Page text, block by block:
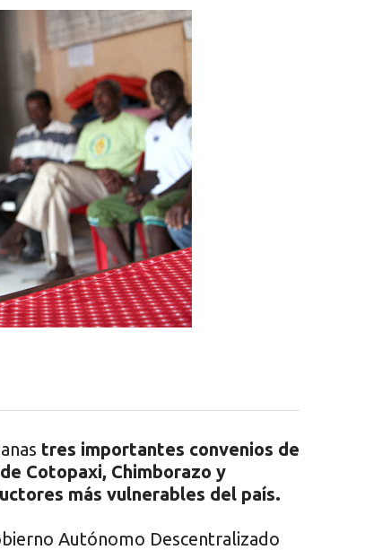
tres importantes convenios de
Cotopaxi, Chimborazo y
más vulnerables del país.
Autónomo Descentralizado